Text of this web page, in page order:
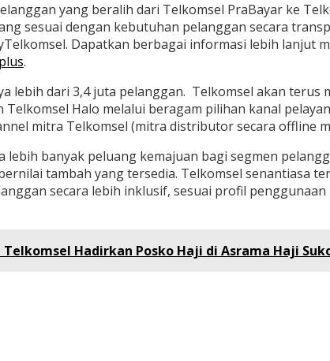
yang beralih dari Telkomsel PraBayar ke
sesuai dengan kebutuhan pelanggan secara
Dapatkan berbagai informasi lebih lanjut
.
lebih dari 3,4 juta pelanggan. Telkomsel akan
Halo melalui beragam pilihan kanal
mitra Telkomsel (mitra distributor secara offline
banyak peluang kemajuan bagi segmen
tambah yang tersedia. Telkomsel senantiasa
secara lebih inklusif, sesuai profil
Hadirkan Posko Haji di Asrama Haji